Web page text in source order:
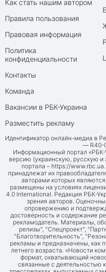
Как стать нашим автором
Правила пользования
Правовая информация
Политика
конфиденциальности
Контакты
Команда
Вакансии в РБК-Украина
Разместить рекламу
Идентификатор онлайн-медиа в
— R40-
Информационный портал
версию (украинскую, русскую и
портала – https://www.rbc.ua
принадлежат их
авторами которых
размещены на условиях
4.0 International. Редакция РБК-
зрения авторов.
опровержению и
достоверность и содержание
рекламодатель. Материалы,
релизы", "Спецпроект",
"Благотворительность",
рекламы и предназначены, как
летнего возраста. «Новости
формат, охватывающий
связанные с деятельностью